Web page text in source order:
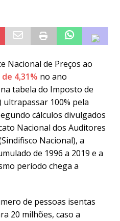
Nacional de Preços ao
de 4,31% no ano
tabela do Imposto de
ultrapassar 100% pela
cálculos divulgados
Nacional dos Auditores
Nacional), a
de 1996 a 2019 e a
período chega a
de pessoas isentas
20 milhões, caso a